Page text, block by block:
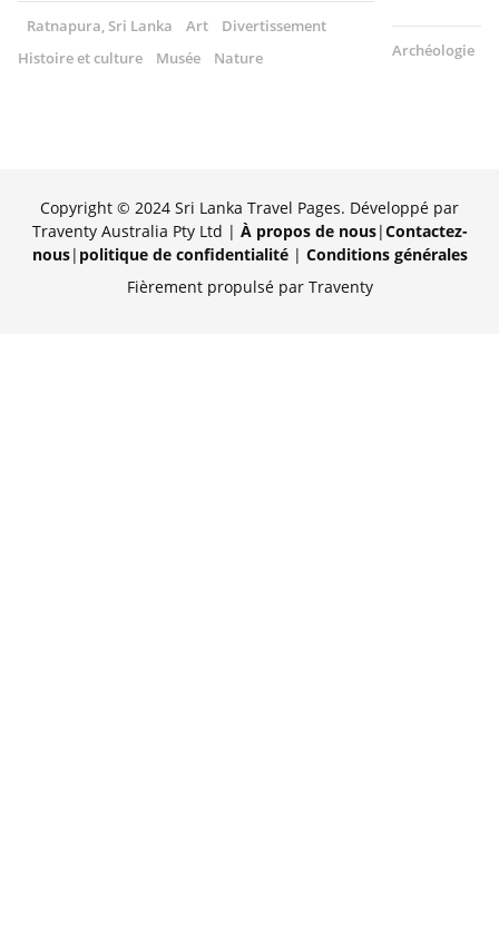
Ratnapura, Sri Lanka Art
Divertissement
Histoire et culture
Musée Nature Archéologie
Copyright © 2024 Sri Lanka Travel Pages. Développé par
Traventy Australia Pty Ltd | À propos de nous|Contactez-
nous| politique de confidentialité| Conditions générales
Fièrement propulsé par Traventy